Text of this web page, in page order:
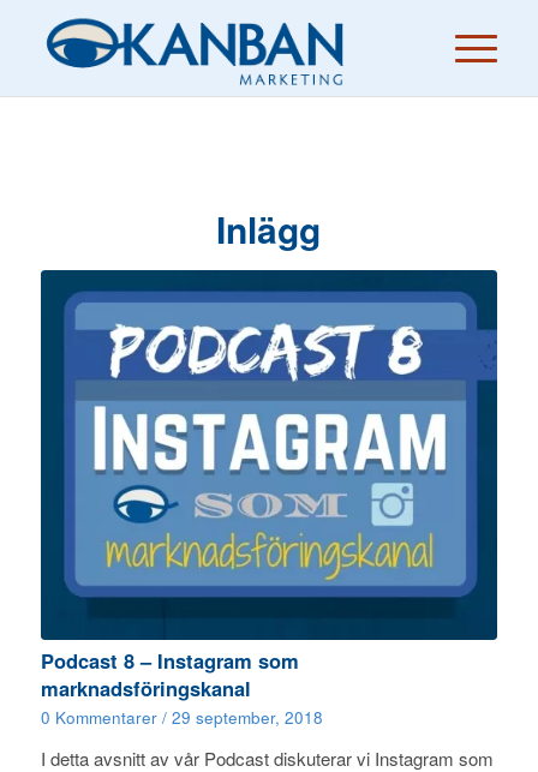
Inlägg
Podcast 8 – Instagram som
marknadsföringskanal
0 Kommentarer / 29 september, 2018
I detta avsnitt av vår Podcast diskuterar vi Instagram som